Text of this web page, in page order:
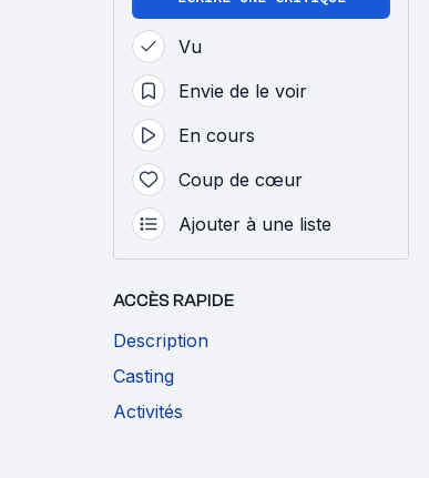
Vu
Envie de le voir
En cours
Coup de cœur
Ajouter à une liste
ACCÈS RAPIDE
Description
Casting
Activités